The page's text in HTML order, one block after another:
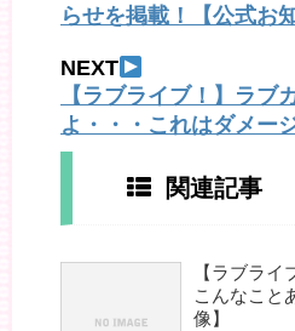
らせを掲載！【公式お
NEXT
【ラブライブ！】ラブ
よ・・・これはダメー
関連記事
【ラブラ
こんなこと
像】